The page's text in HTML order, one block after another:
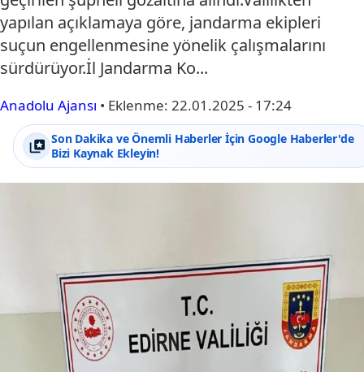
yapılan açıklamaya göre, jandarma ekipleri
suçun engellenmesine yönelik çalışmalarını
sürdürüyor.İl Jandarma Ko...
Anadolu Ajansı • Eklenme: 22.01.2025 - 17:24
Son Dakika ve Önemli Haberler İçin Google Haberler'de
Bizi Kaynak Ekleyin!